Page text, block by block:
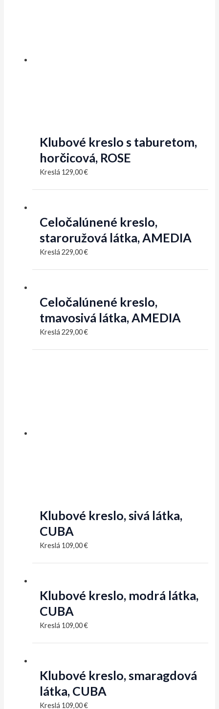
Klubové kreslo s taburetom,
horčicová, ROSE
Kreslá 129,00€
Celočalúnené kreslo,
staroružová látka, AMEDIA
Kreslá 229,00€
Celočalúnené kreslo,
tmavosivá látka, AMEDIA
Kreslá 229,00€
Klubové kreslo, sivá látka,
CUBA
Kreslá 109,00€
Klubové kreslo, modrá látka,
CUBA
Kreslá 109,00€
Klubové kreslo, smaragdová
látka, CUBA
Kreslá 109,00€